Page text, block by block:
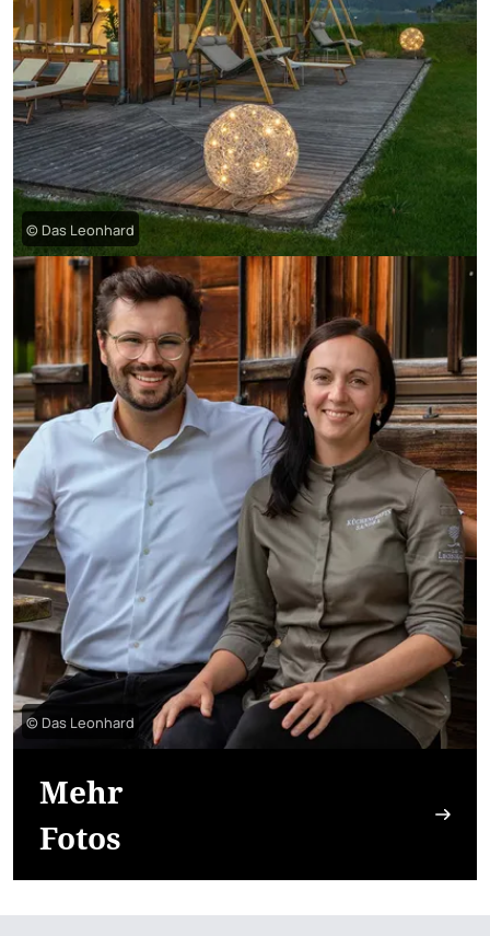
© Das Leonhard
© Das Leonhard
Mehr
Fotos